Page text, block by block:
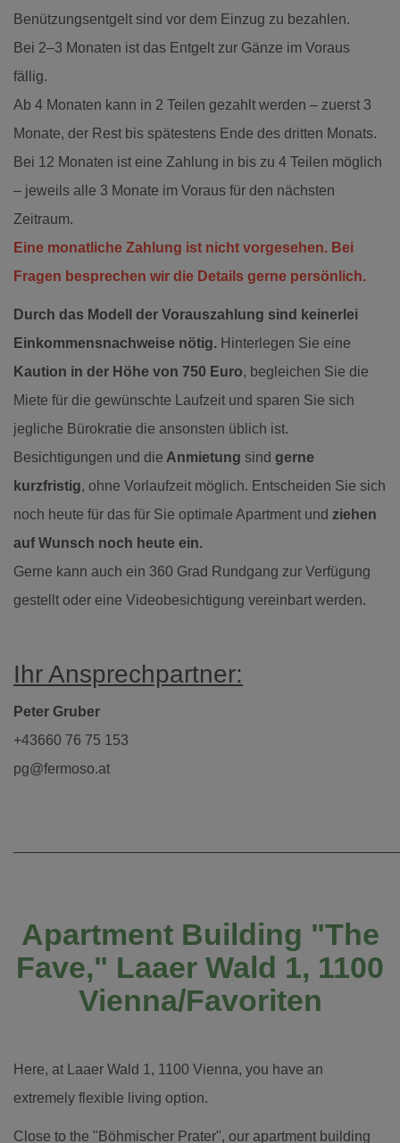
Benützungsentgelt sind vor dem Einzug zu bezahlen.
Bei 2–3 Monaten ist das Entgelt zur Gänze im Voraus
fällig.
Ab 4 Monaten kann in 2 Teilen gezahlt werden – zuerst 3
Monate, der Rest bis spätestens Ende des dritten Monats.
Bei 12 Monaten ist eine Zahlung in bis zu 4 Teilen möglich
– jeweils alle 3 Monate im Voraus für den nächsten
Zeitraum.
Eine monatliche Zahlung ist nicht vorgesehen. Bei
Fragen besprechen wir die Details gerne persönlich.
Durch das Modell der Vorauszahlung sind keinerlei
Einkommensnachweise nötig. Hinterlegen Sie eine
Kaution in der Höhe von 750 Euro, begleichen Sie die
Miete für die gewünschte Laufzeit und sparen Sie sich
jegliche Bürokratie die ansonsten üblich ist.
Besichtigungen und die Anmietung sind gerne
kurzfristig, ohne Vorlaufzeit möglich. Entscheiden Sie sich
noch heute für das für Sie optimale Apartment und ziehen
auf Wunsch noch heute ein.
Gerne kann auch ein 360 Grad Rundgang zur Verfügung
gestellt oder eine Videobesichtigung vereinbart werden.
Ihr Ansprechpartner:
Peter Gruber
+43660 76 75 153
pg@fermoso.at
Apartment Building "The
Fave," Laaer Wald 1, 1100
Vienna/Favoriten
Here, at Laaer Wald 1, 1100 Vienna, you have an
extremely flexible living option.
Close to the "Böhmischer Prater", our apartment building